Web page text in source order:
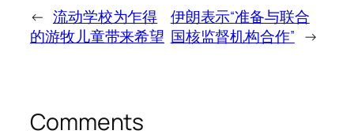
← 流动学校为乍得
的游牧儿童带来希望
伊朗表示“准备与联合
国核监督机构合作” →
Comments